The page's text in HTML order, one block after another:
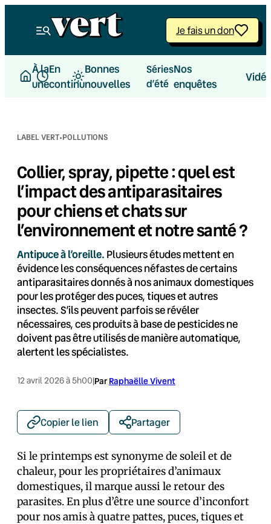
Je fais un don
À la
une
En
continu
Bonnes
nouvelles
Séries
d’été
Nos
enquêtes
LABEL VERT·POLLUTIONS
Collier, spray, pipette : quel est
l’impact des antiparasitaires
pour chiens et chats sur
l’environnement et notre santé ?
Antipuce à l’oreille. Plusieurs études mettent en
évidence les conséquences néfastes de certains
antiparasitaires donnés à nos animaux domestiques
pour les protéger des puces, tiques et autres
insectes. S’ils peuvent parfois se révéler
nécessaires, ces produits à base de pesticides ne
doivent pas être utilisés de manière automatique,
alertent les spécialistes.
12 avril 2026 à 5h00|Par Raphaëlle Vivent
Copier le lien Partager
Si le printemps est synonyme de soleil et de
chaleur, pour les propriétaires d’animaux
domestiques, il marque aussi le retour des
parasites. En plus d’être une source d’inconfort
pour nos amis à quatre pattes, puces, tiques et